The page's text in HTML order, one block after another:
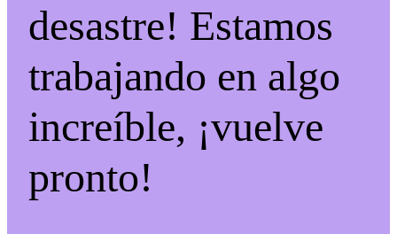
desastre! Estamos
trabajando en algo
increíble, ¡vuelve
pronto!